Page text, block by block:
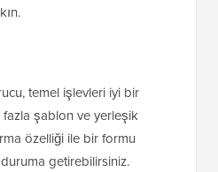
temel işlevleri iyi bir
şablon ve yerleşik
özelliği ile bir formu
duruma getirebilirsiniz.